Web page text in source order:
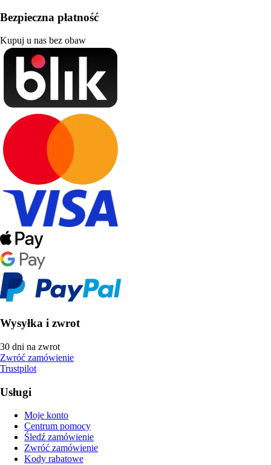
Bezpieczna płatność
Kupuj u nas bez obaw
Wysyłka i zwrot
30 dni na zwrot
Zwróć zamówienie
Trustpilot
Usługi
Moje konto
Centrum pomocy
Śledź zamówienie
Zwróć zamówienie
Kody rabatowe